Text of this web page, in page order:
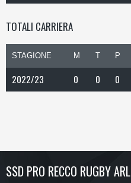
TOTALI CARRIERA
STAGIONE M T P
2022/23 0 0 0
SSD PRO RECCO RUGBY ARL